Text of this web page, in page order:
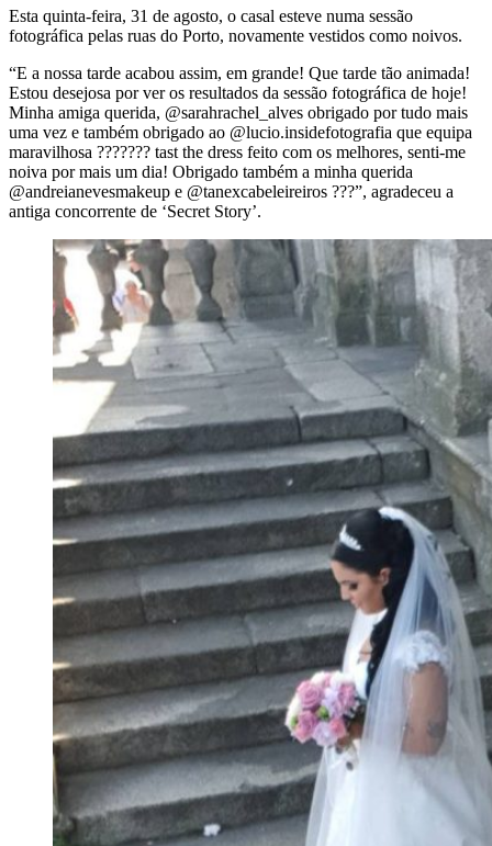
Esta quinta-feira, 31 de agosto, o casal esteve numa sessão
fotográfica pelas ruas do Porto, novamente vestidos como noivos.
“E a nossa tarde acabou assim, em grande! Que tarde tão animada!
Estou desejosa por ver os resultados da sessão fotográfica de hoje!
Minha amiga querida, @sarahrachel_alves obrigado por tudo mais
uma vez e também obrigado ao @lucio.insidefotografia que equipa
maravilhosa ??????? tast the dress feito com os melhores, senti-me
noiva por mais um dia! Obrigado também a minha querida
@andreianevesmakeup e @tanexcabeleireiros ???”, agradeceu a
antiga concorrente de ‘Secret Story’.